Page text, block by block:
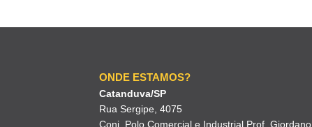
ONDE ESTAMOS?
Catanduva/SP
Rua Sergipe, 4075
Conj. Polo Comercial e Industrial Prof. Giordano